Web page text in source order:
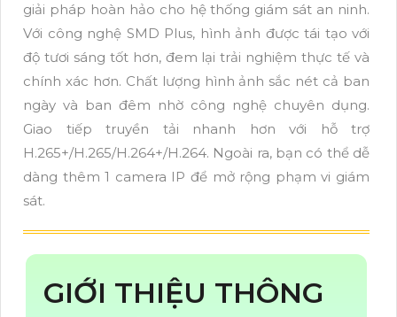
giải pháp hoàn hảo cho hệ thống giám sát an ninh.
Với công nghệ SMD Plus, hình ảnh được tái tạo với
độ tươi sáng tốt hơn, đem lại trải nghiệm thực tế và
chính xác hơn. Chất lượng hình ảnh sắc nét cả ban
ngày và ban đêm nhờ công nghệ chuyên dụng.
Giao tiếp truyền tải nhanh hơn với hỗ trợ
H.265+/H.265/H.264+/H.264. Ngoài ra, bạn có thể dễ
dàng thêm 1 camera IP để mở rộng phạm vi giám
sát.
GIỚI THIỆU THÔNG